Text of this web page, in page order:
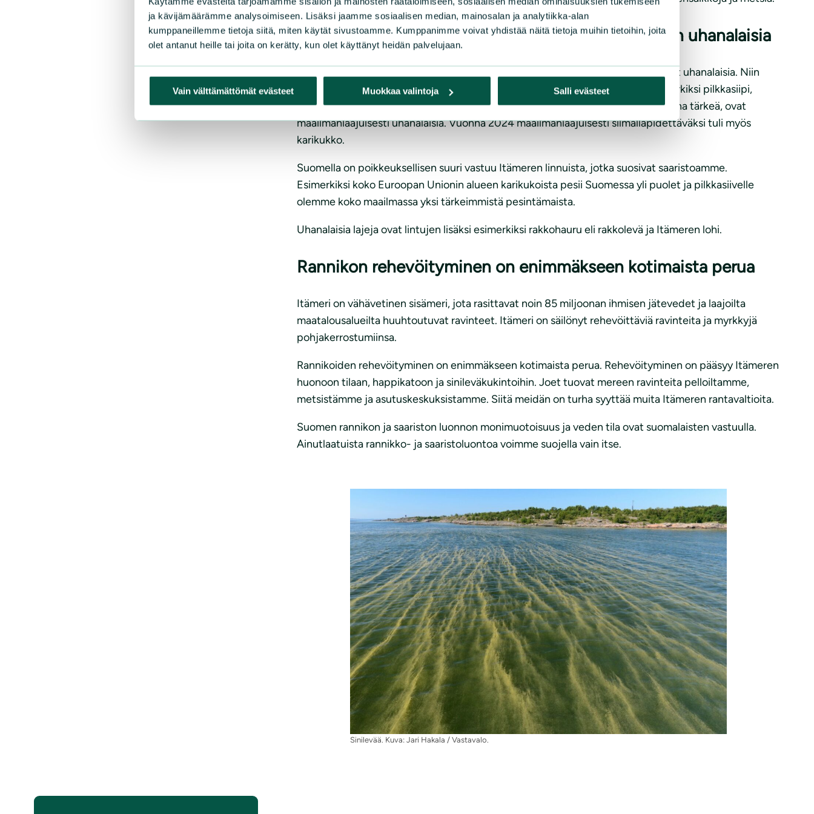
ja kävijämäärämme analysoimiseen. Lisäksi jaamme sosiaalisen median, mainosalan ja analytiikka-alan
kumppaneillemme tietoja siitä, miten käytät sivustoamme. Kumppanimme voivat yhdistää näitä tietoja muihin tietoihin, joita
olet antanut heille tai joita on kerätty, kun olet käyttänyt heidän palvelujaan.
Vain välttämättömät evästeet Muokkaa valintoja Salli evästeet
Merilinnut ja monet muut lajit ovat hätkähdyttävän uhanalaisia
Tiesitkö, että kaikki Suomen isot lokit – selkälokki, harmaalokki ja merilokki – ovat uhanalaisia. Niin
ovat myös rannikon ja saariston merisorsa haahka ja muista peruslinnuista esimerkiksi pilkkasiipi,
tukkasotka, riskilä ja karikukko. Pilkkasiipi ja alli, joille Itämeri on talvehtimisalueena tärkeä, ovat
maailmanlaajuisesti uhanalaisia. Vuonna 2024 maailmanlaajuisesti silmälläpidettäväksi tuli myös
karikukko.
Suomella on poikkeuksellisen suuri vastuu Itämeren linnuista, jotka suosivat saaristoamme.
Esimerkiksi koko Euroopan Unionin alueen karikukoista pesii Suomessa yli puolet ja pilkkasiivelle
olemme koko maailmassa yksi tärkeimmistä pesintämaista.
Uhanalaisia lajeja ovat lintujen lisäksi esimerkiksi rakkohauru eli rakkolevä ja Itämeren lohi.
Rannikon rehevöityminen on enimmäkseen kotimaista perua
Itämeri on vähävetinen sisämeri, jota rasittavat noin 85 miljoonan ihmisen jätevedet ja laajoilta
maatalousalueilta huuhtoutuvat ravinteet. Itämeri on säilönyt rehevöittäviä ravinteita ja myrkkyjä
pohjakerrostumiinsa.
Rannikoiden rehevöityminen on enimmäkseen kotimaista perua. Rehevöityminen on pääsyy Itämeren
huonoon tilaan, happikatoon ja sinileväkukintoihin. Joet tuovat mereen ravinteita pelloiltamme,
metsistämme ja asutuskeskuksistamme. Siitä meidän on turha syyttää muita Itämeren rantavaltioita.
Suomen rannikon ja saariston luonnon monimuotoisuus ja veden tila ovat suomalaisten vastuulla.
Ainutlaatuista rannikko- ja saaristoluontoa voimme suojella vain itse.
Sinilevää. Kuva: Jari Hakala / Vastavalo.